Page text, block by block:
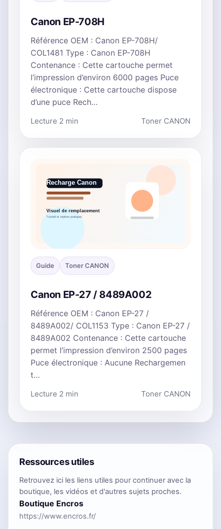
Canon EP-708H
Référence OEM : Canon EP-708H/
COL1481 Type : Canon EP-708H
Contenance : Cette cartouche permet
l’impression d’environ 6000 pages Puce
électronique : Cette cartouche dispose
d’une puce Rech…
Lecture 2 min Toner CANON
Guide Toner CANON
Canon EP-27 / 8489A002
Référence OEM : Canon EP-27 /
8489A002/ COL1153 Type : Canon EP-27 /
8489A002 Contenance : Cette cartouche
permet l’impression d’environ 2500 pages
Puce électronique : Aucune Rechargemen
t…
Lecture 2 min Toner CANON
Ressources utiles
Retrouvez ici les liens utiles pour continuer avec la
boutique, les vidéos et d'autres sujets proches.
Boutique Encros
https://www.encros.fr/